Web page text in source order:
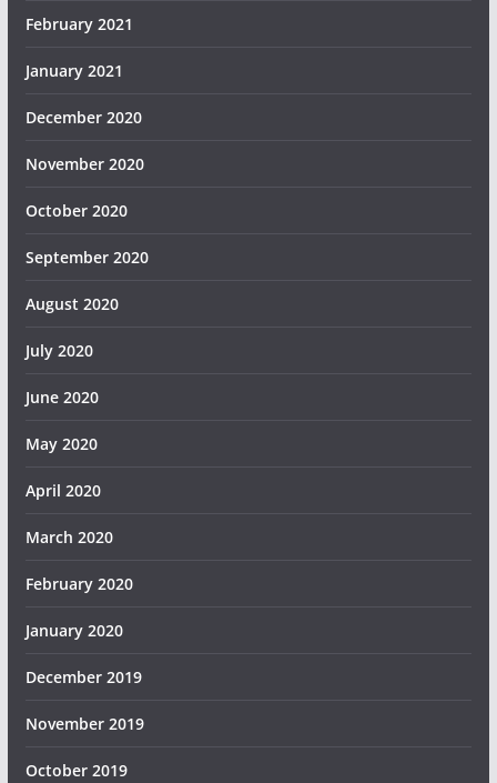
February 2021
January 2021
December 2020
November 2020
October 2020
September 2020
August 2020
July 2020
June 2020
May 2020
April 2020
March 2020
February 2020
January 2020
December 2019
November 2019
October 2019